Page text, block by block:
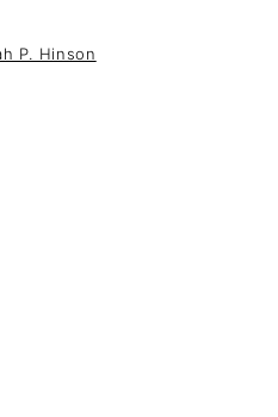
P. Hinson